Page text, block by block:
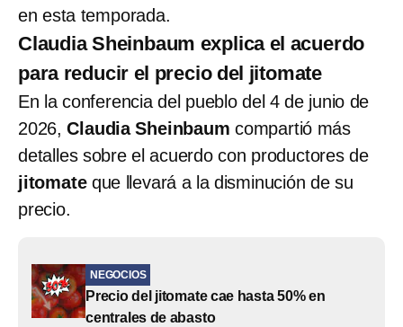
en esta temporada.
Claudia Sheinbaum explica el acuerdo
para reducir el precio del jitomate
En la conferencia del pueblo del 4 de junio de
2026,Claudia Sheinbaumcompartió más
detalles sobre el acuerdo con productores de
jitomate que llevará a la disminución de su
precio.
NEGOCIOS
Precio del jitomate cae hasta 50% en
centrales de abasto